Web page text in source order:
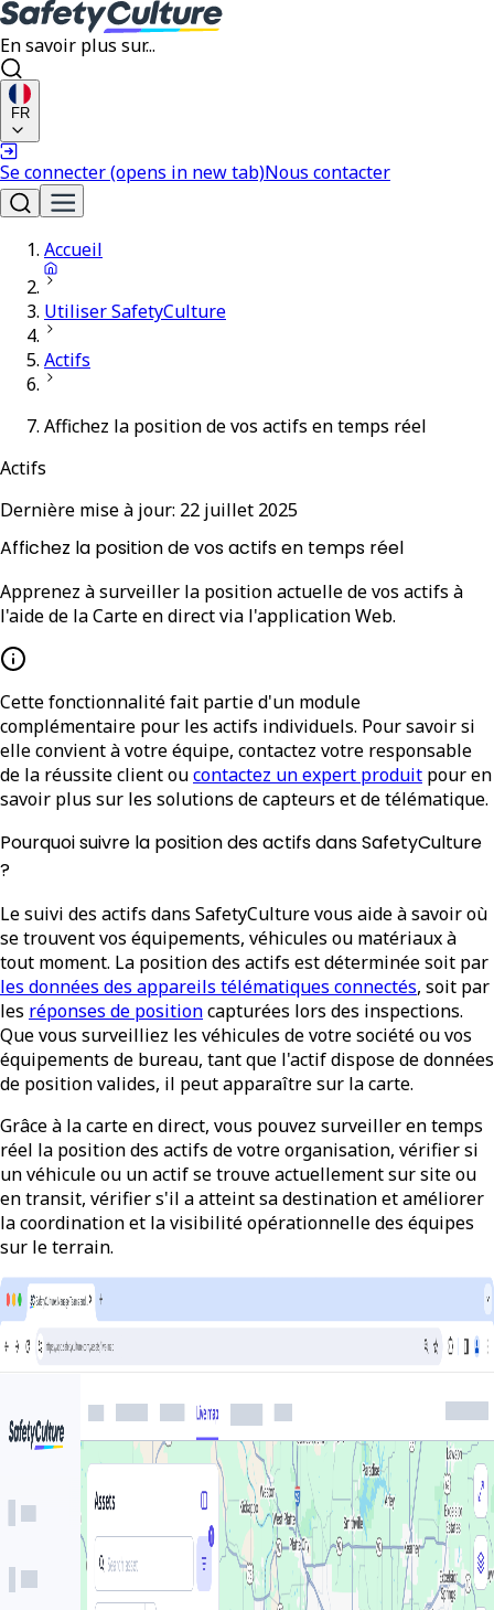
En savoir plus sur...
FR
Se connecter(opens in new tab)Nous contacter
Accueil
Utiliser SafetyCulture
Actifs
Affichez la position de vos actifs en temps réel
Actifs
Dernière mise à jour: 22 juillet 2025
Affichez la position de vos actifs en temps réel
Apprenez à surveiller la position actuelle de vos actifs à
l'aide de la Carte en direct via l'application Web.
Cette fonctionnalité fait partie d'un module
complémentaire pour les actifs individuels. Pour savoir si
elle convient à votre équipe, contactez votre responsable
de la réussite client oucontactez un expert produit pour en
savoir plus sur les solutions de capteurs et de télématique.
Pourquoi suivre la position des actifs dans SafetyCulture
?
Le suivi des actifs dans SafetyCulture vous aide à savoir où
se trouvent vos équipements, véhicules ou matériaux à
tout moment. La position des actifs est déterminée soit par
les données des appareils télématiques connectés, soit par
les réponses de positioncapturées lors des inspections.
Que vous surveilliez les véhicules de votre société ou vos
équipements de bureau, tant que l'actif dispose de données
de position valides, il peut apparaître sur la carte.
Grâce à la carte en direct, vous pouvez surveiller en temps
réel la position des actifs de votre organisation, vérifier si
un véhicule ou un actif se trouve actuellement sur site ou
en transit, vérifier s'il a atteint sa destination et améliorer
la coordination et la visibilité opérationnelle des équipes
sur le terrain.